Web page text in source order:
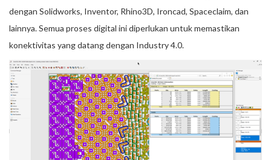
dengan Solidworks, Inventor, Rhino3D, Ironcad, Spaceclaim, dan
lainnya. Semua proses digital ini diperlukan untuk memastikan
konektivitas yang datang dengan Industry 4.0.